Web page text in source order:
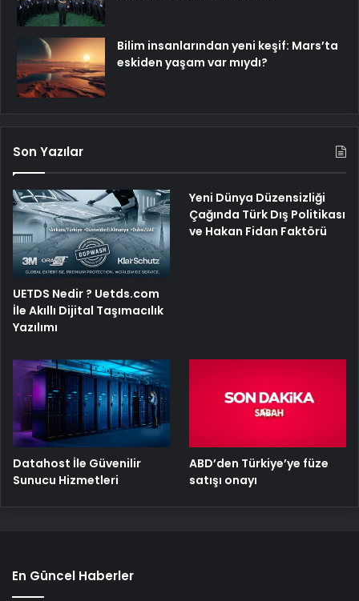
Bilim insanlarından yeni keşif: Mars’ta
eskiden yaşam var mıydı?
Son Yazılar
UETDS Nedir ? Uetds.com
İle Akıllı Dijital Taşımacılık
Yazılımı
Yeni Dünya Düzensizliği
Çağında Türk Dış Politikası
ve Hakan Fidan Faktörü
Datahost İle Güvenilir
Sunucu Hizmetleri
ABD’den Türkiye’ye füze
satışı onayı
En Güncel Haberler